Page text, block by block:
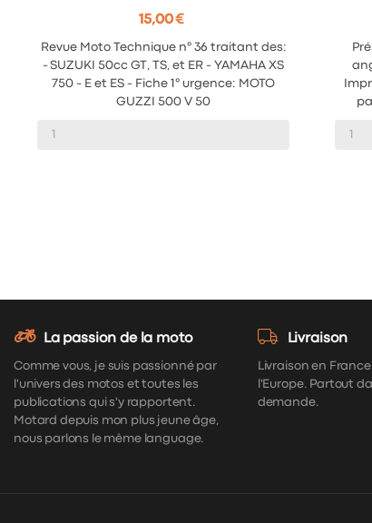
15,00 €
Revue Moto Technique n° 36 traitant des:
- SUZUKI 50cc GT, TS, et ER - YAMAHA XS
750 - E et ES - Fiche 1° urgence: MOTO
GUZZI 500 V 50
La passion de la moto
Comme vous, je suis passionné par
l'univers des motos et toutes les
publications qui s'y rapportent.
Motard depuis mon plus jeune âge,
nous parlons le même language.
Livraison
Livraison en
l'Europe. Partout
demande.